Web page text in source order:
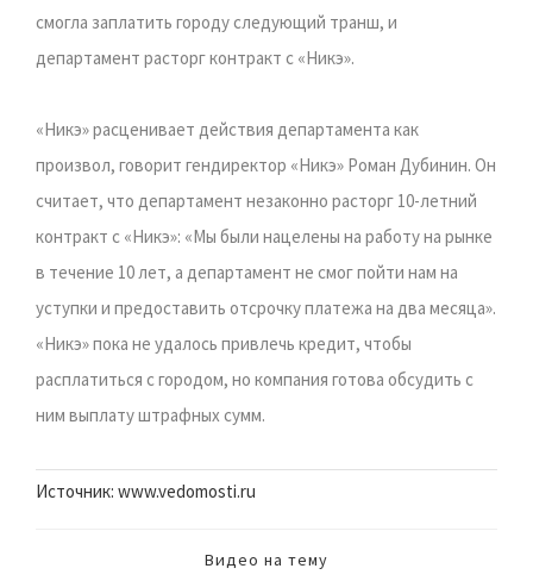
смогла заплатить городу следующий транш, и
департамент расторг контракт с «Никэ».
«Никэ» расценивает действия департамента как
произвол, говорит гендиректор «Никэ» Роман Дубинин. Он
считает, что департамент незаконно расторг 10-летний
контракт с «Никэ»: «Мы были нацелены на работу на рынке
в течение 10 лет, а департамент не смог пойти нам на
уступки и предоставить отсрочку платежа на два месяца».
«Никэ» пока не удалось привлечь кредит, чтобы
расплатиться с городом, но компания готова обсудить с
ним выплату штрафных сумм.
Источник: www.vedomosti.ru
Видео на тему